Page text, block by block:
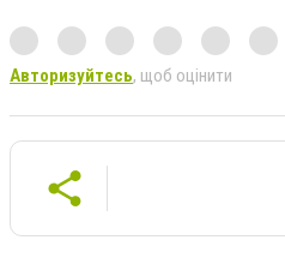
Авторизуйтесь, щоб оцінити